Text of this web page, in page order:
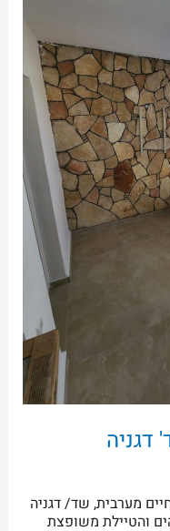
דגניה
מערבית, שד/ דגניה
הליכה מהים והטיילת משופצת